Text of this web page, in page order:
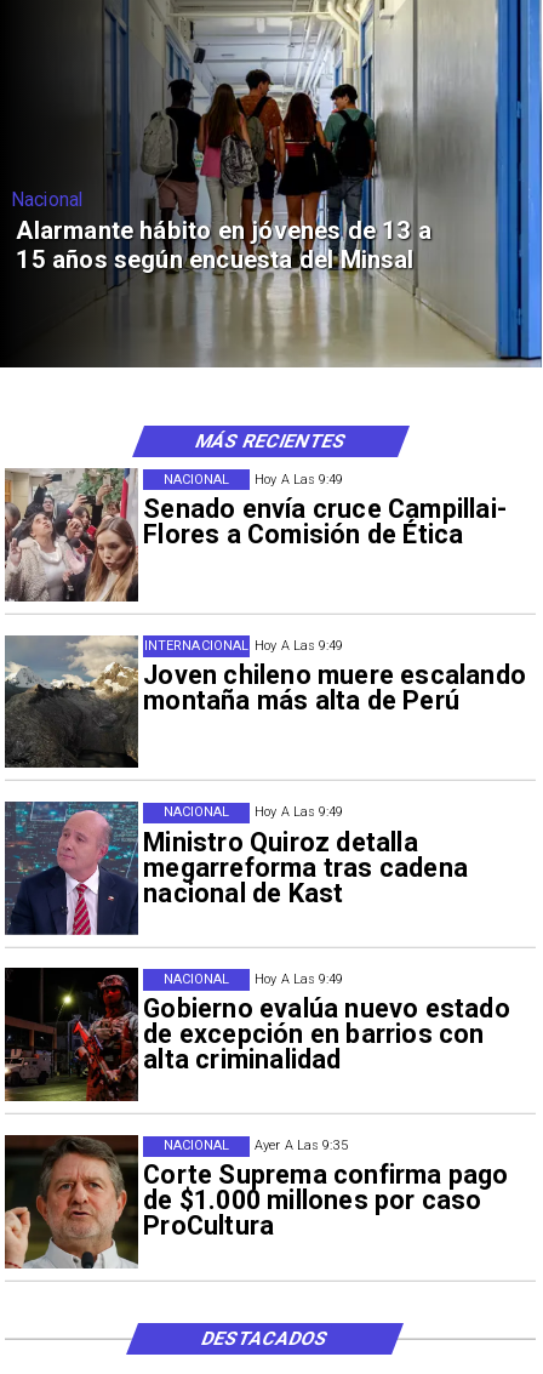
Nacional
Alarmante hábito en jóvenes de 13 a
15 años según encuesta del Minsal
Hoy A Las 9:49
Senado envía cruce Campillai-
Flores a Comisión de Ética
NACIONAL
Hoy A Las 9:49
Joven chileno muere escalando
montaña más alta de Perú
INTERNACIONAL
Hoy A Las 9:49
Ministro Quiroz detalla
megarreforma tras cadena
nacional de Kast
NACIONAL
Hoy A Las 9:49
Gobierno evalúa nuevo estado
de excepción en barrios con
alta criminalidad
NACIONAL
Ayer A Las 9:35
Corte Suprema confirma pago
de $1.000 millones por caso
ProCultura
NACIONAL
MÁS RECIENTES
DESTACADOS